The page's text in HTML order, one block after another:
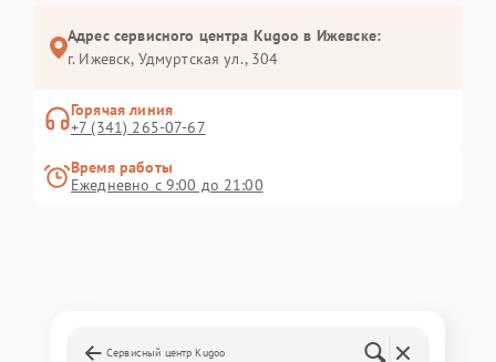
Адрес сервисного центра Kugoo в Ижевске:
г. Ижевск, Удмуртская ул., 304
Горячая линия
+7 (341) 265-07-67
Время работы
Ежедневно с 9:00 до 21:00
Сервисный центр Kugoo